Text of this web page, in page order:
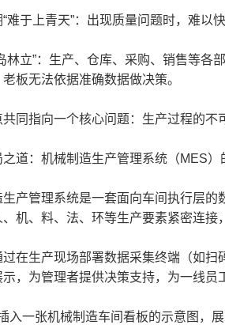
于上青天”：出现质量问题时，难以快
立”：生产、仓库、采购、销售等各
板无法依据准确数据做决策。
指向一个核心问题：生产过程的不
：机械制造生产管理系统（MES）
管理系统是一套面向车间执行层的
机、料、法、环等生产要素紧密连接
生产现场部署数据采集终端（如扫
，为管理者提供决策支持，为一线员
一张机械制造车间看板的示意图，展